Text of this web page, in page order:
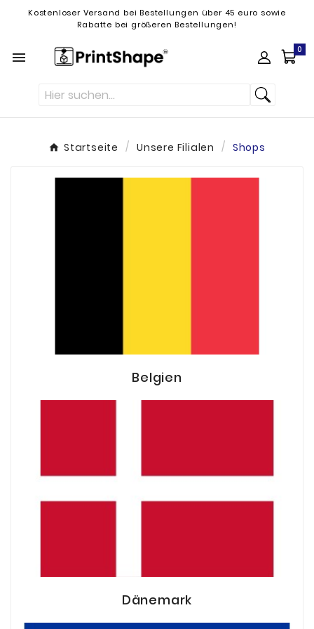
Kostenloser Versand bei Bestellungen über 45 euro sowie
Rabatte bei größeren Bestellungen!
 0
Startseite Unsere Filialen Shops
Belgien
Dänemark